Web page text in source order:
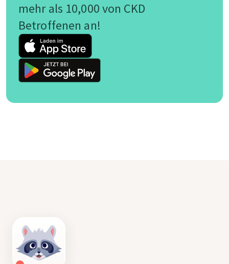
mehr als 10,000 von CKD
Betroffenen an!